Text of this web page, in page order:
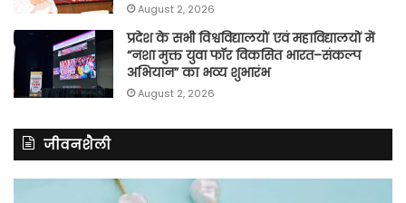
August 2, 2026
प्रदेश के सभी विश्वविद्यालयों एवं महाविद्यालयों में
“नशा मुक्त युवा फॉर विकसित भारत–संकल्प
अभियान” का भव्य शुभारंभ
August 2, 2026
जीवनशैली